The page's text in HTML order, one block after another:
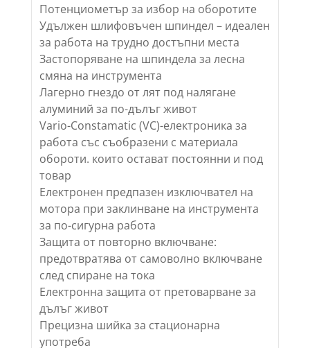
Потенциометър за избор на оборотите
Удължен шлифовъчен шпиндел – идеален
за работа на трудно достъпни места
Застопоряване на шпиндела за лесна
смяна на инструмента
Лагерно гнездо от лят под налягане
алуминий за по-дълъг живот
Vario-Constamatic (VC)-електроника за
работа със съобразени с материала
обороти. които остават постоянни и под
товар
Електронен предпазен изключвател на
мотора при заклинване на инструмента
за по-сигурна работа
Защита от повторно включване:
предотвратява от самоволно включване
след спиране на тока
Електронна защита от претоварване за
дълъг живот
Прецизна шийка за стационарна
употреба